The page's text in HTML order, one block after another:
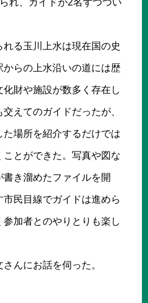
れ、ガイドが2名ずつつい
る玉川上水は現在国の史
らの上水沿いの道には歴
財や施設が数多く存在し
えてのガイドだったが、
場所を紹介するだけでは
とができた。写真や図な
き溜めたファイルを開
民目線でガイドは進めら
加者とのやりとりも楽し
んにお話を伺った。